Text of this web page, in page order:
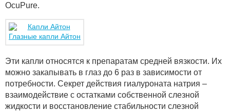
OcuPure.
Глазные капли Айтон
Эти капли относятся к препаратам средней вязкости. Их
можно закапывать в глаз до 6 раз в зависимости от
потребности. Секрет действия гиалуроната натрия –
взаимодействие с остатками собственной слезной
жидкости и восстановление стабильности слезной